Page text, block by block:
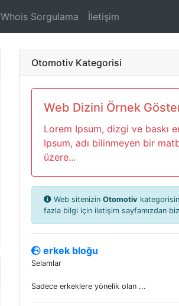
Whois Sorgulama İletişim
Otomotiv Kategorisi
Web Dizini Örnek
Lorem Ipsum, dizgi ve baskı
Ipsum, adı bilinmeyen bir
üzere...
Web sitenizin Otomotiv
fazla bilgi için iletişim sayfamızdan
erkek bloğu
Selamlar
Sadece erkeklere yönelik olan ...